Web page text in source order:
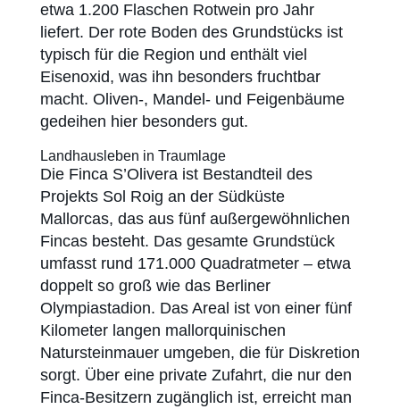
etwa 1.200 Flaschen Rotwein pro Jahr
liefert. Der rote Boden des Grundstücks ist
typisch für die Region und enthält viel
Eisenoxid, was ihn besonders fruchtbar
macht. Oliven-, Mandel- und Feigenbäume
gedeihen hier besonders gut.
Landhausleben in Traumlage
Die Finca S’Olivera ist Bestandteil des
Projekts Sol Roig an der Südküste
Mallorcas, das aus fünf außergewöhnlichen
Fincas besteht. Das gesamte Grundstück
umfasst rund 171.000 Quadratmeter – etwa
doppelt so groß wie das Berliner
Olympiastadion. Das Areal ist von einer fünf
Kilometer langen mallorquinischen
Natursteinmauer umgeben, die für Diskretion
sorgt. Über eine private Zufahrt, die nur den
Finca-Besitzern zugänglich ist, erreicht man